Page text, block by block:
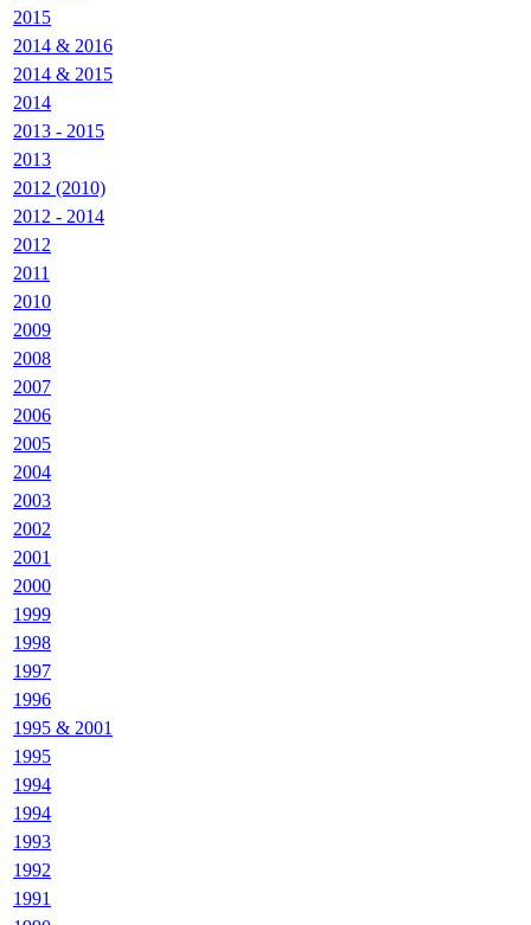
2015
2014 & 2016
2014 & 2015
2014
2013 - 2015
2013
2012 (2010)
2012 - 2014
2012
2011
2010
2009
2008
2007
2006
2005
2004
2003
2002
2001
2000
1999
1998
1997
1996
1995 & 2001
1995
1994
1994
1993
1992
1991